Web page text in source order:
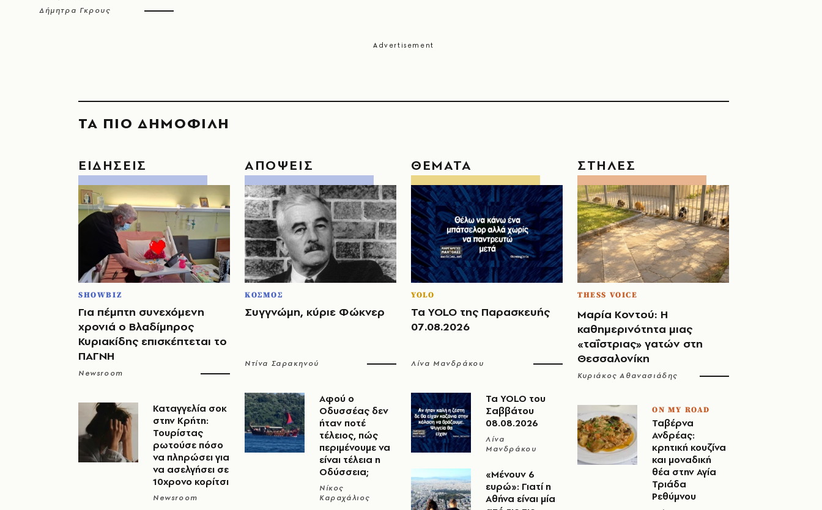
Δήμητρα Γκρους
ΤΑ ΠΙΟ ΔΗΜΟΦΙΛΗ
ΕΙΔΗΣΕΙΣ
SHOWBIZ
Για πέμπτη συνεχόμενη
χρονιά ο Βλαδίμηρος
Κυριακίδης επισκέπτεται το
ΠΑΓΝΗ
Newsroom
Καταγγελία σοκ
στην Κρήτη:
Τουρίστας
ρωτούσε πόσο
να πληρώσει για
να ασελγήσει σε
10χρονο κορίτσι
Newsroom
ΑΠΟΨΕΙΣ
ΚΟΣΜΟΣ
Συγγνώμη, κύριε Φώκνερ
Ντίνα Σαρακηνού
Αφού ο
Οδυσσέας δεν
ήταν ποτέ
τέλειος, πώς
περιμένουμε να
είναι τέλεια η
Οδύσσεια;
Νίκος
Καραχάλιος
ΘΕΜΑΤΑ
YOLO
Τα YOLO της Παρασκευής
07.08.2026
Λίνα Μανδράκου
Τα YOLO του
Σαββάτου
08.08.2026
Λίνα
Μανδράκου
«Μένουν 6
ευρώ»: Γιατί η
Αθήνα είναι μία
ΣΤΗΛΕΣ
THESS VOICE
Μαρία Κοντού: Η
καθημερινότητα μιας
«ταΐστριας» γατών στη
Θεσσαλονίκη
Κυριάκος Αθανασιάδης
ON MY ROAD
Ταβέρνα
Ανδρέας:
κρητική κουζίνα
και μοναδική
θέα στην Αγία
Τριάδα
Ρεθύμνου